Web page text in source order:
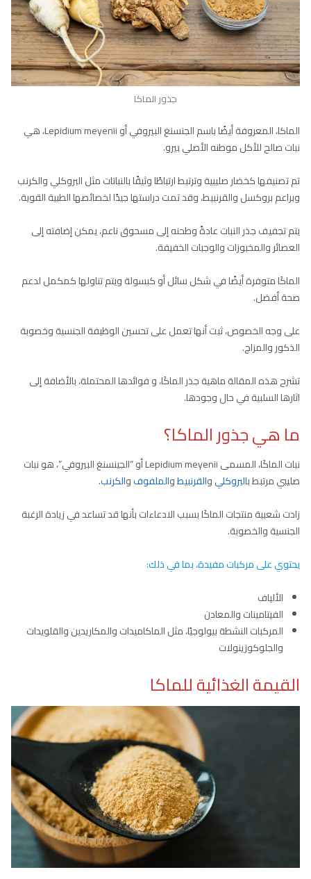
جذور الماكا
الماكا، المعروفة أيضًا باسم الجنسنغ البيروفي أو Lepidium meyenii، هي
نبات صالح للأكل موطنه الأصلي بيرو.
تم تصنيفها كخضار صليبية وترتبط ارتباطًا وثيقًا بالنباتات مثل البروكلي والكرنب
وبراعم بروكسل والقرنبيط، وقد تمت دراستها جيدًا لخصائصها الطبية القوية.
يتم تجفيف جذر النبات عادةً وطحنه إلى مسحوق ناعم، يمكن إضافته إلى
العصائر والمخبوزات والوجبات الخفيفة.
الماكَا متوفرة أيضًا في شكل سائل أو كبسولة ويتم تناولها كمكمل لدعم
صحة أفضل.
على وجه الخصوص، ثبت أنها تعمل على تحسين الوظيفة الجنسية وخصوبة
الذكور والمزاج.
تشرح هذه المقالة ماهية جذر الماكَا، و فوائدها المحتملة، بالأضافة إلى
اثارها السلبية في حال وجودها.
ما هي جذور الماكا؟
نبات الماكَا، المسمى Lepidium meyenii أو “الجينسنغ البيروفي”، هو نبات
صليبي مرتبط بالبروكليوالقرنبيطوالملفوفوالكرنب.
زادت شعبية منتجات الماكَا بسبب الادعاءات بأنها قد تساعد في زيادة الرغبة
الجنسية والخصوبة.
يحتوي على مركبات مفيدة، بما في ذلك:
الألياف
الفيتامينات والمعادن
المركبات النشطة بيولوجيًا، مثل الماكاميدات والمكاريدين والقلويدات
والجلوكوزينولات
القيمة الغذائية للماكا